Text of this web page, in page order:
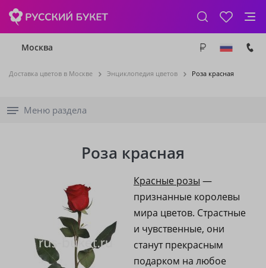
Москва
Доставка цветов в Москве Энциклопедия цветов Роза красная
Меню раздела
Роза красная
Красные розы —
признанные королевы
мира цветов. Страстные
и чувственные, они
станут прекрасным
подарком на любое